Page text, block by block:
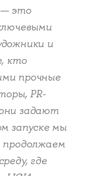
это
и
кто
прочные
PR-
задают
запуске мы
продолжаем
где